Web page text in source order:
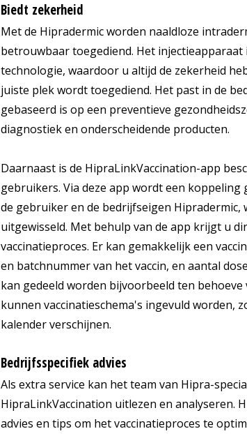
Biedt zekerheid
Met de Hipradermic worden naaldloze
betrouwbaar toegediend. Het
technologie, waardoor u altijd de zekerheid
juiste plek wordt toegediend. Het past in de
gebaseerd is op een preventieve
diagnostiek en onderscheidende producten.
Daarnaast is de HipraLinkVaccination-app
gebruikers. Via deze app wordt een
de gebruiker en de bedrijfseigen
uitgewisseld. Met behulp van de app krijgt u
vaccinatieproces. Er kan gemakkelijk een
en batchnummer van het vaccin, en aantal
kan gedeeld worden bijvoorbeeld ten
kunnen vaccinatieschema's ingevuld worden,
kalender verschijnen.
Bedrijfsspecifiek advies
Als extra service kan het team van Hipra-
HipraLinkVaccination uitlezen en analyseren.
advies en tips om het vaccinatieproces te